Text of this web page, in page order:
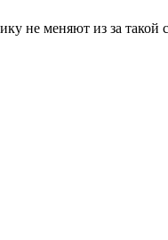
не меняют из за такой